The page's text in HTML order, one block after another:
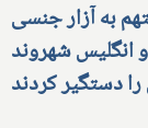
به آزار جنسی
انگلیس شهروند
دستگیر کردند